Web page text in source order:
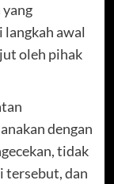
langkah awal
oleh pihak
dengan
tidak
tersebut, dan